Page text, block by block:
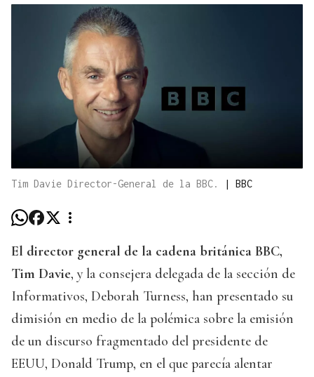
Tim Davie Director-General de la BBC. | BBC
El director general de la cadena británica BBC,
Tim Davie, y la consejera delegada de la sección de
Informativos, Deborah Turness, han presentado su
dimisión en medio de la polémica sobre la emisión
de un discurso fragmentado del presidente de
EEUU, Donald Trump, en el que parecía alentar